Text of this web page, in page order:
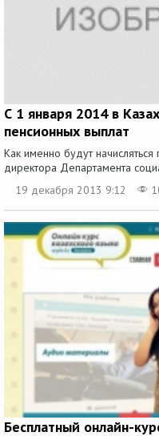
С 1 января 2014 в
пенсионных выплат
Как именно будут начисляться
директора Департамента
19 декабря 2013 9:12
Бесплатный онлайн-